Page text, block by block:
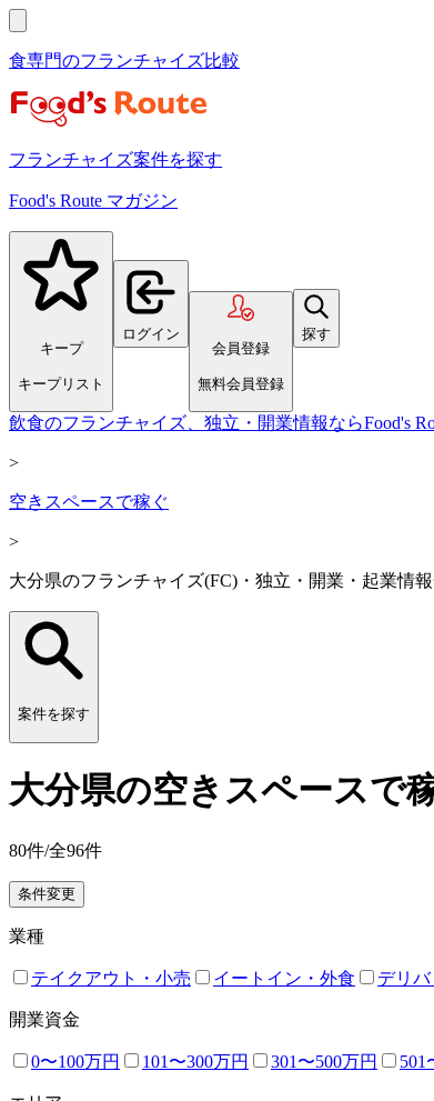
食専門のフランチャイズ比較
フランチャイズ案件を探す
Food's Route マガジン
キープ
キープリスト
ログイン
会員登録
無料会員登録
探す
飲食のフランチャイズ、独立・開業情報ならFood's
>
空きスペースで稼ぐ
>
大分県のフランチャイズ(FC)・独立・開業・起業情
案件を探す
大分県の空きスペースで
80件/全96件
条件変更
業種
テイクアウト・小売 イートイン・外食 デリ
開業資金
0〜100万円 101〜300万円 301〜500万円 501